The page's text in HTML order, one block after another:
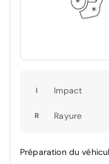
I Impact
R Rayure
Préparation du